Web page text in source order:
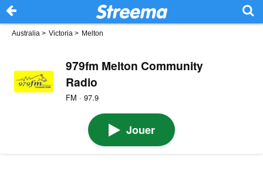
Australia > Victoria > Melton
979fm Melton Community
Radio
FM · 97.9
Jouer